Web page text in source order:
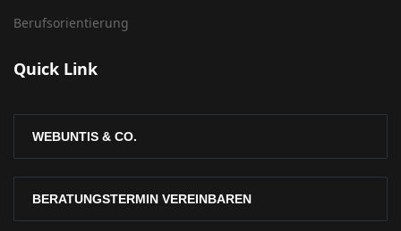
Berufsorientierung
Quick Link
WEBUNTIS & CO.
BERATUNGSTERMIN VEREINBAREN